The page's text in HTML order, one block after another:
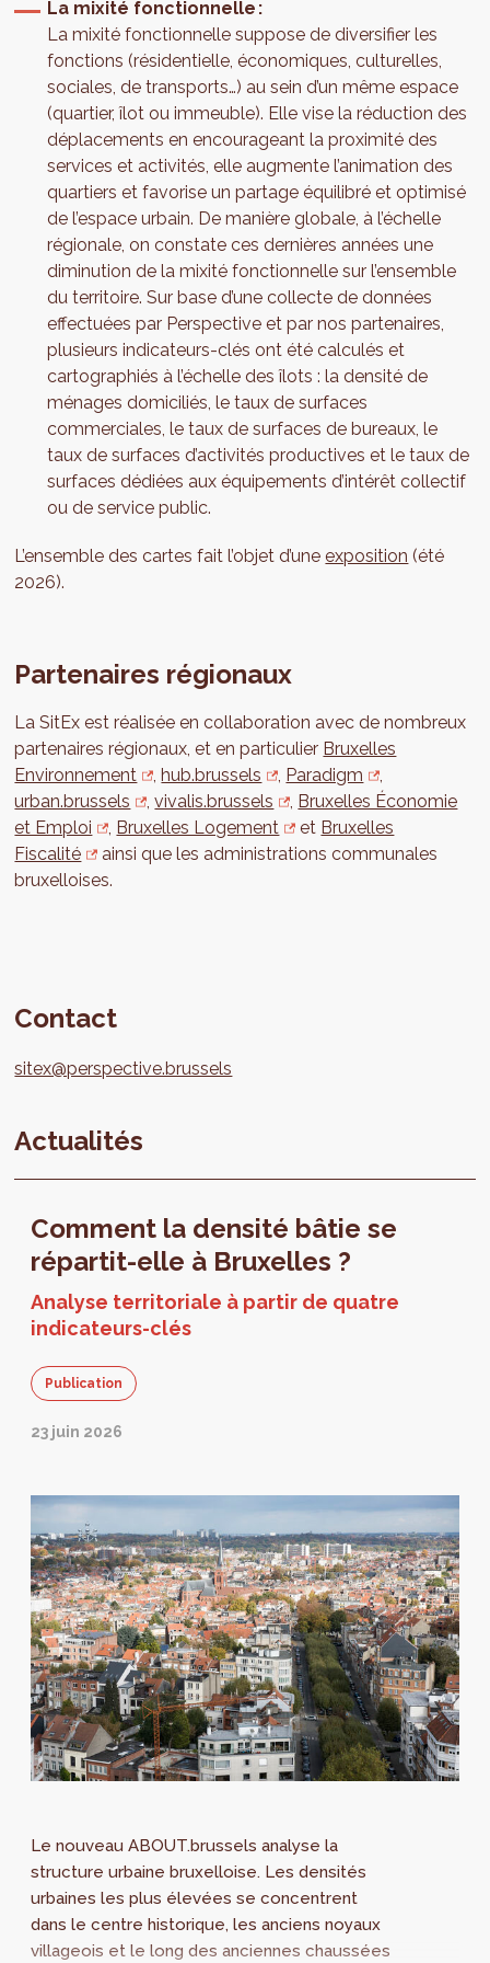
La mixité fonctionnelle :
La mixité fonctionnelle suppose de diversifier les
fonctions (résidentielle, économiques, culturelles,
sociales, de transports…) au sein d’un même espace
(quartier, îlot ou immeuble). Elle vise la réduction des
déplacements en encourageant la proximité des
services et activités, elle augmente l’animation des
quartiers et favorise un partage équilibré et optimisé
de l’espace urbain. De manière globale, à l’échelle
régionale, on constate ces dernières années une
diminution de la mixité fonctionnelle sur l’ensemble
du territoire. Sur base d’une collecte de données
effectuées par Perspective et par nos partenaires,
plusieurs indicateurs-clés ont été calculés et
cartographiés à l’échelle des îlots : la densité de
ménages domiciliés, le taux de surfaces
commerciales, le taux de surfaces de bureaux, le
taux de surfaces d’activités productives et le taux de
surfaces dédiées aux équipements d’intérêt collectif
ou de service public.
L’ensemble des cartes fait l’objet d’uneexposition (été
2026).
Partenaires régionaux
La SitEx est réalisée en collaboration avec de nombreux
partenaires régionaux, et en particulier Bruxelles
Environnement
, hub.brussels , Paradigm
,
urban.brussels
,vivalis.brussels , Bruxelles Économie
et Emploi
, Bruxelles Logement et Bruxelles
Fiscalité
ainsi que les administrations communales
bruxelloises.
Contact
sitex@perspective.brussels
Actualités
Comment la densité bâtie se
répartit-elle à Bruxelles ?
Analyse territoriale à partir de quatre
indicateurs-clés
Publication
23 juin 2026
Le nouveau ABOUT.brussels analyse la
structure urbaine bruxelloise. Les densités
urbaines les plus élevées se concentrent
dans le centre historique, les anciens noyaux
villageois et le long des anciennes chaussées